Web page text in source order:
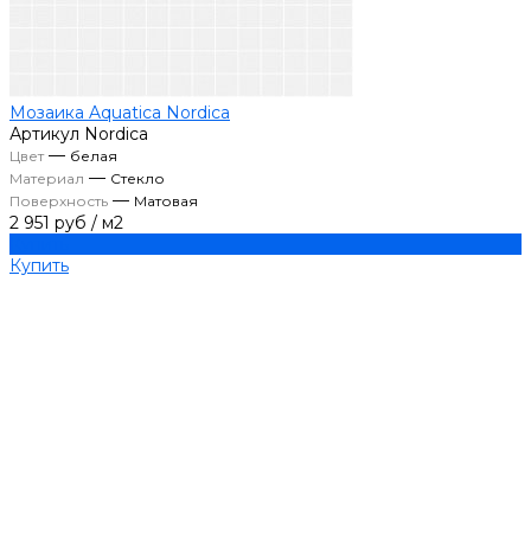
Мозаика Aquatica Nordica
Артикул Nordica
Цвет— белая
Материал — Стекло
Поверхность — Матовая
2 951 руб / м2
Купить